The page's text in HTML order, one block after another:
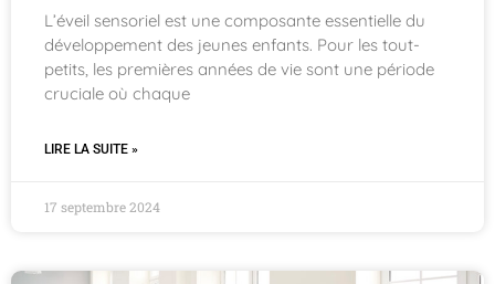
L’éveil sensoriel est une composante essentielle du
développement des jeunes enfants. Pour les tout-
petits, les premières années de vie sont une période
cruciale où chaque
LIRE LA SUITE »
17 septembre 2024